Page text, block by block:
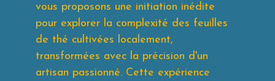
vous proposons une initiation inédite
pour explorer la complexité des feuilles
de thé cultivées localement,
transformées avec la précision d'un
artisan passionné. Cette expérience